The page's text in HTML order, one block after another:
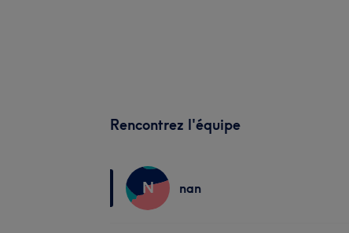
Rencontrez l'équipe
N nan